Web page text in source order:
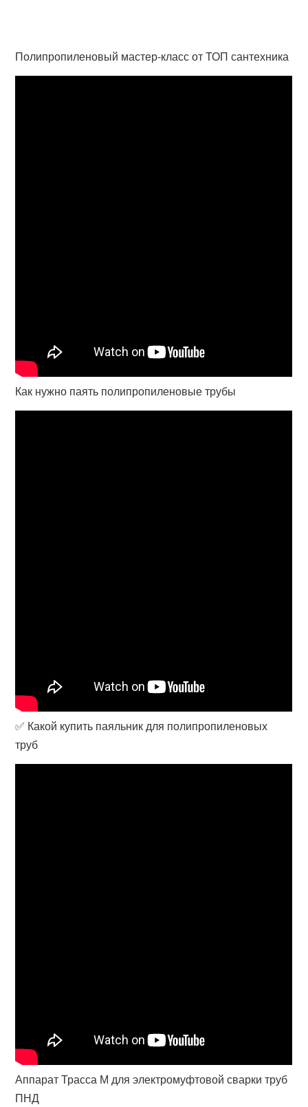
Полипропиленовый мастер-класс от ТОП сантехника
Как нужно паять полипропиленовые трубы
✅ Какой купить паяльник для полипропиленовых
труб
Аппарат Трасса М для электромуфтовой сварки труб
ПНД